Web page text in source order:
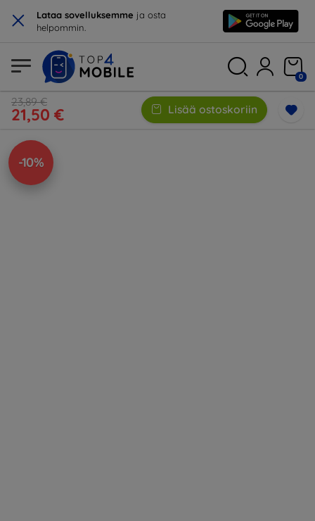
× Lataa sovelluksemme ja osta
helpommin.
0
23,89 €
21,50 € Lisää ostoskoriin
-10%